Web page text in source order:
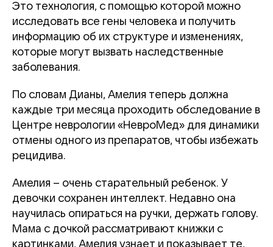
Это технология, с помощью которой можно
исследовать все гены человека и получить
информацию об их структуре и изменениях,
которые могут вызвать наследственные
заболевания.
По словам Дианы, Амелия теперь должна
каждые три месяца проходить обследование в
Центре неврологии «НевроМед» для динамики
отмены одного из препаратов, чтобы избежать
рецидива.
Амелия – очень старательный ребенок. У
девочки сохранен интеллект. Недавно она
научилась опираться на ручки, держать голову.
Мама с дочкой рассматривают книжки с
картинками, Амелия узнает и показывает те,